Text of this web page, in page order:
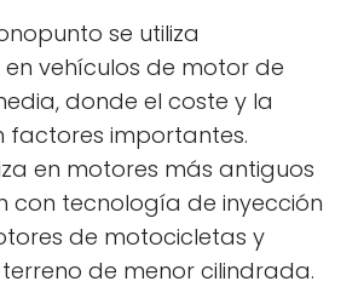
se utiliza
vehículos de motor de
donde el coste y la
factores importantes.
en motores más antiguos
con tecnología de inyección
de motocicletas y
de menor cilindrada.